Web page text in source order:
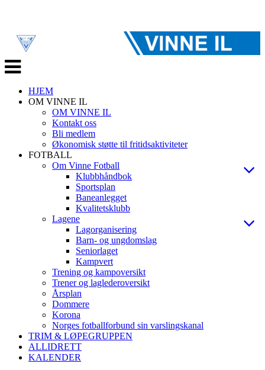
Veksle
navigasjon
HJEM
OM VINNE IL
OM VINNE IL
Kontakt oss
Bli medlem
Økonomisk støtte til fritidsaktiviteter
FOTBALL
Om Vinne Fotball
Klubbhåndbok
Sportsplan
Baneanlegget
Kvalitetsklubb
Lagene
Lagorganisering
Barn- og ungdomslag
Seniorlaget
Kampvert
Trening og kampoversikt
Trener og laglederoversikt
Årsplan
Dommere
Korona
Norges fotballforbund sin varslingskanal
TRIM & LØPEGRUPPEN
ALLIDRETT
KALENDER